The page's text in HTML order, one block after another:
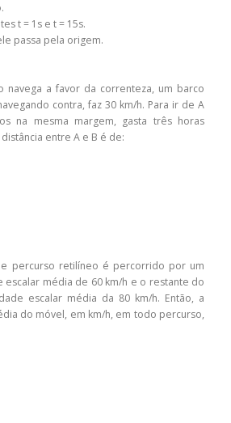
t = 1s e t = 15s.
passa pela origem.
navega a favor da correnteza, um barco
contra, faz 30 km/h. Para ir de A
na mesma margem, gasta três horas
entre A e B é de:
percurso retilíneo é percorrido por um
escalar média de 60 km/h e o restante do
escalar média da 80 km/h. Então, a
do móvel, em km/h, em todo percurso,